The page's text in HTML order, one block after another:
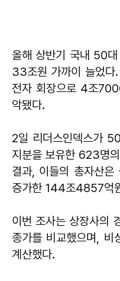
올해 상반기 국내 50
33조원 가까이 늘었다
전자 회장으로 4조
악됐다.
2일 리더스인덱스가
지분을 보유한 623명
결과, 이들의 총자산
증가한 144조4857억
이번 조사는 상장사의
종가를 비교했으며, 비
계산했다.